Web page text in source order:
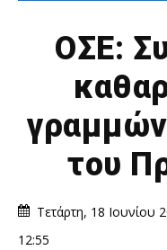
ΟΣΕ:
του
Τετάρτη, 18 Ιουνίου
12:55